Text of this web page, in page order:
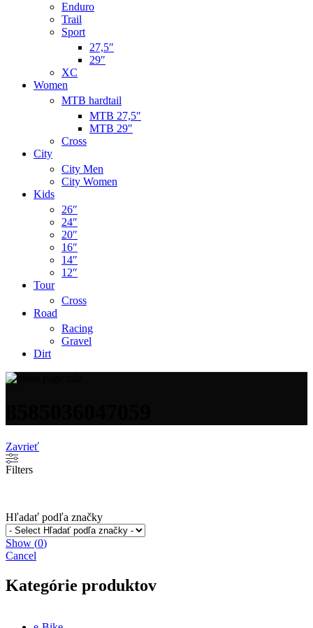
Enduro
Trail
Sport
27,5″
29″
XC
Women
MTB hardtail
MTB 27,5″
MTB 29″
Cross
City
City Men
City Women
Kids
26″
24″
20″
16″
14″
12″
Tour
Cross
Road
Racing
Gravel
Dirt
Zavrieť
Filters
Hľadať podľa značky
Show (0)
Cancel
Kategórie produktov